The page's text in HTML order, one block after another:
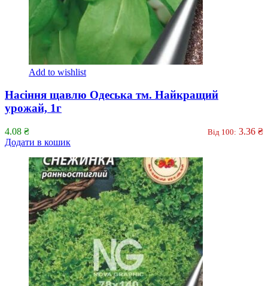
Add to wishlist
Насіння щавлю Одеська тм. Найкращий
урожай, 1г
4.08 ₴ Від 100: 3.36 ₴
Додати в кошик